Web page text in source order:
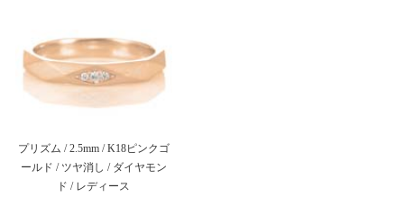
プリズム / 2.5mm / K18ピンクゴ
ールド / ツヤ消し / ダイヤモン
ド / レディース